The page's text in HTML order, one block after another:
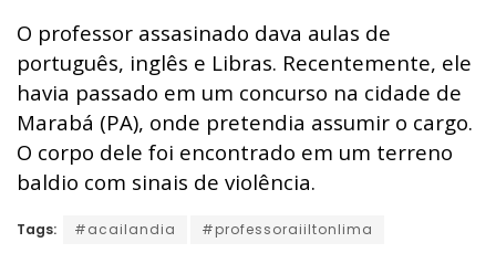
O professor assasinado dava aulas de
português, inglês e Libras. Recentemente, ele
havia passado em um concurso na cidade de
Marabá (PA), onde pretendia assumir o cargo.
O corpo dele foi encontrado em um terreno
baldio com sinais de violência.
Tags: #acailandia #professoraiiltonlima